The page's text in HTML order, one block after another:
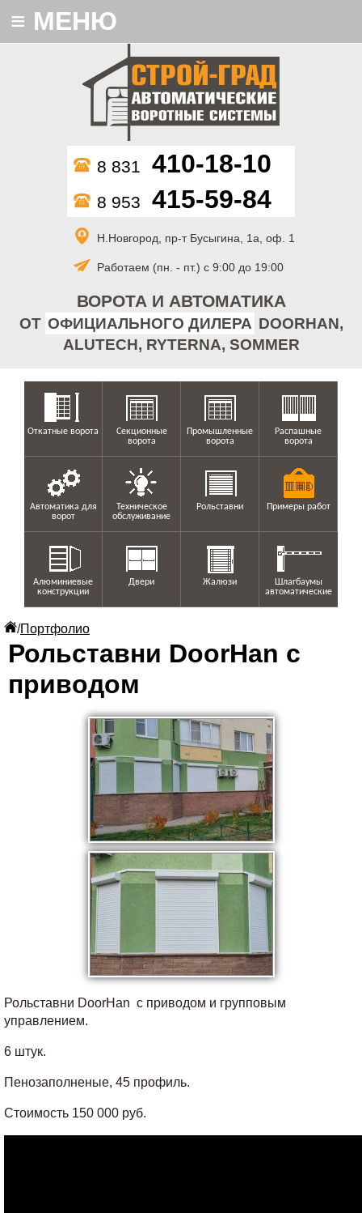
ВОРОТА И АВТОМАТИКА
ОТ ОФИЦИАЛЬНОГО ДИЛЕРА DOORHAN,
ALUTECH, RYTERNA, SOMMER
8 831 410-18-10
8 953 415-59-84
Н.Новгород, пр-т Бусыгина, 1а, оф. 1
Работаем (пн. - пт.) с 9:00 до 19:00
≡ МЕНЮ
Откатные ворота
Секционные
ворота
Промышленные
ворота
Распашные
ворота
Автоматика для
ворот
Техническое
обслуживание
Рольставни Примеры работ
Алюминиевые
конструкции
Двери Жалюзи
Шлагбаумы
автоматические
/Портфолио
Рольставни DoorHan с
приводом
Рольставни DoorHan с приводом и групповым
управлением.
6 штук.
Пенозаполненые, 45 профиль.
Стоимость 150 000 руб.